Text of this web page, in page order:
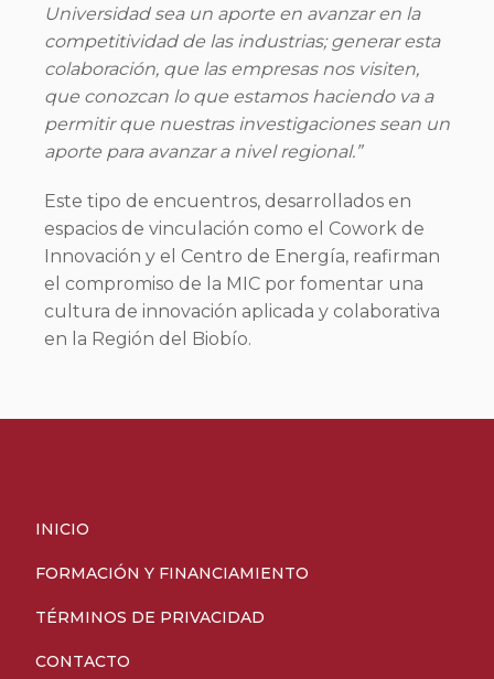
Universidad sea un aporte en avanzar en la
competitividad de las industrias; generar esta
colaboración, que las empresas nos visiten,
que conozcan lo que estamos haciendo va a
permitir que nuestras investigaciones sean un
aporte para avanzar a nivel regional.”
Este tipo de encuentros, desarrollados en
espacios de vinculación como el Cowork de
Innovación y el Centro de Energía, reafirman
el compromiso de la MIC por fomentar una
cultura de innovación aplicada y colaborativa
en la Región del Biobío.
INICIO
FORMACIÓN Y FINANCIAMIENTO
TÉRMINOS DE PRIVACIDAD
CONTACTO